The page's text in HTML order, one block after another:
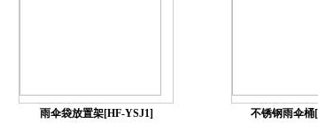
雨伞袋放置架[HF-YSJ1] 不锈钢雨伞桶